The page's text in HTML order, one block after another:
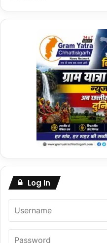
Log In